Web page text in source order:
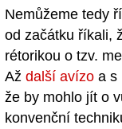
Nemůžeme tedy
od začátku říkali,
rétorikou o tzv.
Až další avízo a s
že by mohlo jít o
konvenční